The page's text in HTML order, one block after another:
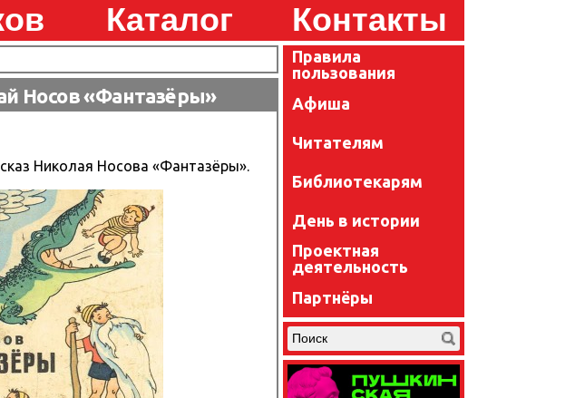
Каталог Контакты
Носов «Фантазёры»
Николая Носова «Фантазёры».
Правила
пользования
Афиша
Читателям
Библиотекарям
День в истории
Проектная
деятельность
Партнёры